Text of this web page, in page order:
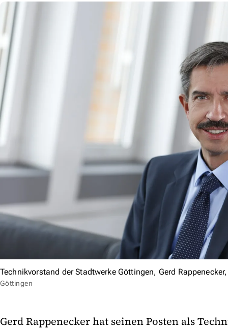
Technikvorstand der Stadtwerke Göttingen, Gerd
Göttingen
Gerd Rappenecker hat seinen Posten als